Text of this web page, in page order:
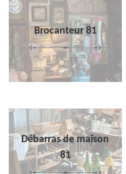
Brocanteur 81
Débarras de maison
81